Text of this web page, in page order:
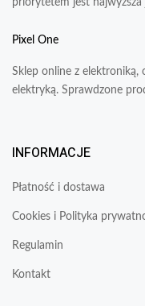
priorytetem jest
Pixel One
Sklep online z elektroniką,
elektryką. Sprawdzone
INFORMACJE
Płatność i dostawa
Cookies i Polityka
Regulamin
Kontakt